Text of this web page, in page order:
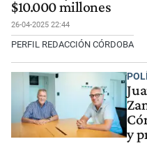
$10.000 millones
26-04-2025 22:44
PERFIL REDACCIÓN CÓRDOBA
y